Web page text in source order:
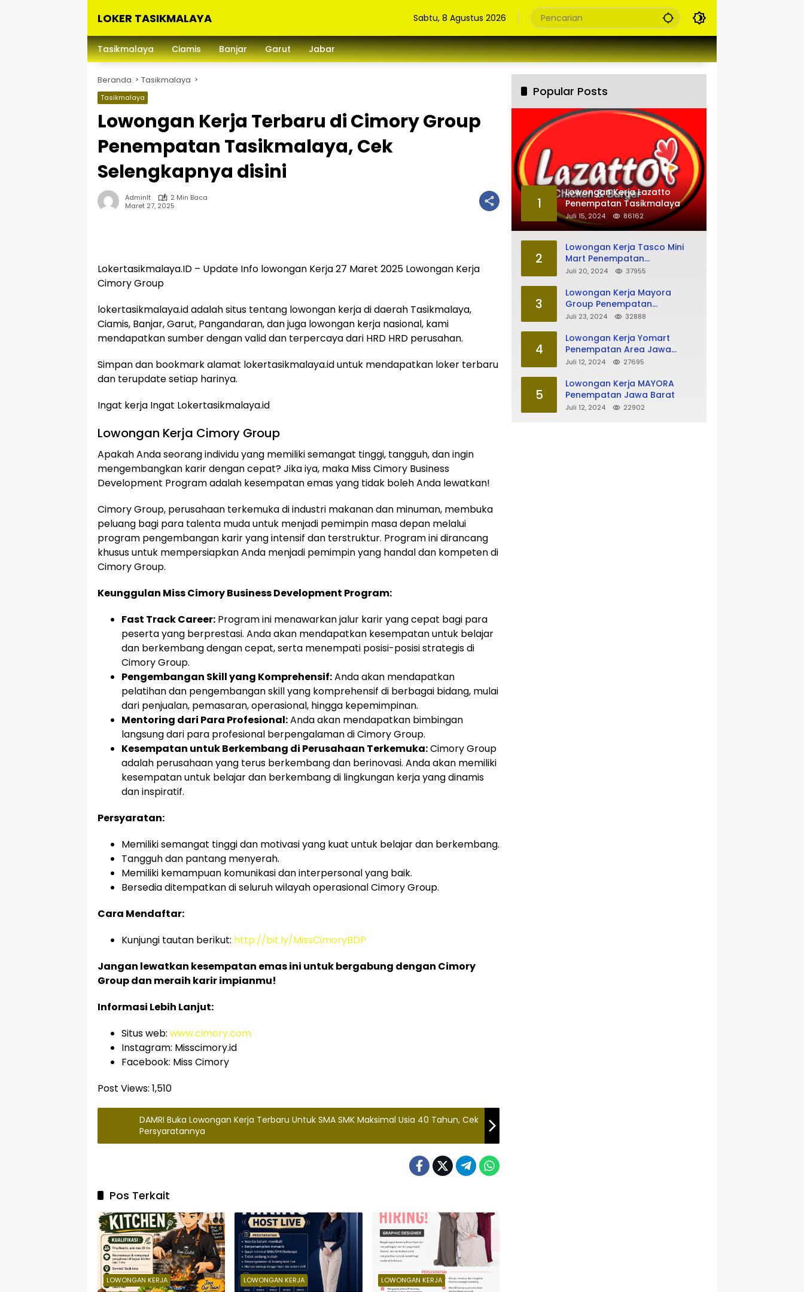
LOKER TASIKMALAYA
Lowongan
Kerja
dan
Sekitarna
Sabtu, 8 Agustus 2026
Tasikmalaya Ciamis Banjar Garut Jabar
Beranda Tasikmalaya
Tasikmalaya
Lowongan Kerja Terbaru di Cimory Group
Penempatan Tasikmalaya, Cek
Selengkapnya disini
Adminlt
2 Min Baca
Maret 27, 2025
Lokertasikmalaya.ID – Update Info lowongan Kerja 27 Maret 2025 Lowongan Kerja
Cimory Group
lokertasikmalaya.id adalah situs tentang lowongan kerja di daerah Tasikmalaya,
Ciamis, Banjar, Garut, Pangandaran, dan juga lowongan kerja nasional, kami
mendapatkan sumber dengan valid dan terpercaya dari HRD HRD perusahan.
Simpan dan bookmark alamat lokertasikmalaya.id untuk mendapatkan loker terbaru
dan terupdate setiap harinya.
Ingat kerja Ingat Lokertasikmalaya.id
Lowongan Kerja Cimory Group
Apakah Anda seorang individu yang memiliki semangat tinggi, tangguh, dan ingin
mengembangkan karir dengan cepat? Jika iya, maka Miss Cimory Business
Development Program adalah kesempatan emas yang tidak boleh Anda lewatkan!
Cimory Group, perusahaan terkemuka di industri makanan dan minuman, membuka
peluang bagi para talenta muda untuk menjadi pemimpin masa depan melalui
program pengembangan karir yang intensif dan terstruktur. Program ini dirancang
khusus untuk mempersiapkan Anda menjadi pemimpin yang handal dan kompeten di
Cimory Group.
Keunggulan Miss Cimory Business Development Program:
Fast Track Career: Program ini menawarkan jalur karir yang cepat bagi para
peserta yang berprestasi. Anda akan mendapatkan kesempatan untuk belajar
dan berkembang dengan cepat, serta menempati posisi-posisi strategis di
Cimory Group.
Pengembangan Skill yang Komprehensif:Anda akan mendapatkan
pelatihan dan pengembangan skill yang komprehensif di berbagai bidang, mulai
dari penjualan, pemasaran, operasional, hingga kepemimpinan.
Mentoring dari Para Profesional:Anda akan mendapatkan bimbingan
langsung dari para profesional berpengalaman di Cimory Group.
Kesempatan untuk Berkembang di Perusahaan Terkemuka:Cimory Group
adalah perusahaan yang terus berkembang dan berinovasi. Anda akan memiliki
kesempatan untuk belajar dan berkembang di lingkungan kerja yang dinamis
dan inspiratif.
Persyaratan:
Memiliki semangat tinggi dan motivasi yang kuat untuk belajar dan berkembang.
Tangguh dan pantang menyerah.
Memiliki kemampuan komunikasi dan interpersonal yang baik.
Bersedia ditempatkan di seluruh wilayah operasional Cimory Group.
Cara Mendaftar:
Kunjungi tautan berikut: http://bit.ly/MissCimoryBDP
Jangan lewatkan kesempatan emas ini untuk bergabung dengan Cimory
Group dan meraih karir impianmu!
Informasi Lebih Lanjut:
Situs web: www.cimory.com
Instagram: Misscimory.id
Facebook: Miss Cimory
Post Views: 1,510
DAMRI Buka Lowongan Kerja Terbaru Untuk SMA SMK Maksimal Usia 40 Tahun, Cek
Persyaratannya
Pos Terkait
LOWONGAN KERJA LOWONGAN KERJA LOWONGAN KERJA
Popular Posts
1
Lowongan Kerja Lazatto
Penempatan Tasikmalaya
Juli 15, 2024 86162
2
Lowongan Kerja Tasco Mini
Mart Penempatan
Tasikmalaya
Juli 20, 2024 37955
3
Lowongan Kerja Mayora
Group Penempatan
Tasikmalaya
Juli 23, 2024 32888
4
Lowongan Kerja Yomart
Penempatan Area Jawa
Barat
Juli 12, 2024 27695
5
Lowongan Kerja MAYORA
Penempatan Jawa Barat
Juli 12, 2024 22902